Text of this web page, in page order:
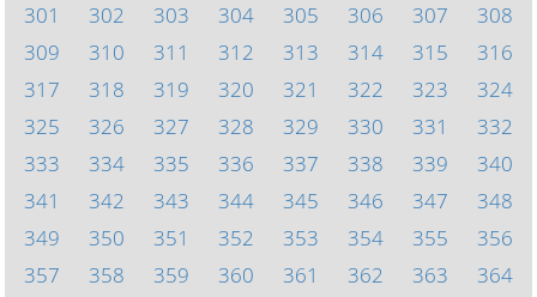
301
302 303 304 305 306 307
308
309
310 311 312 313 314 315
316
317
318 319 320 321 322 323
324
325
326 327 328 329 330 331
332
333
334 335 336 337 338 339
340
341
342 343 344 345 346 347
348
349
350 351 352 353 354 355
356
357
358 359 360 361 362 363 364